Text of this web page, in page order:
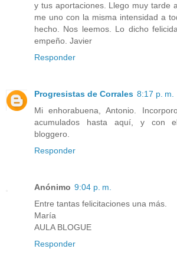
y tus aportaciones. Llego muy tarde
me uno con la misma intensidad a
hecho. Nos leemos. Lo dicho
empeño. Javier
Responder
Progresistas de Corrales 8:17 p. m.
Mi enhorabuena, Antonio.
acumulados hasta aquí, y con
bloggero.
Responder
Anónimo 9:04 p. m.
Entre tantas felicitaciones una más.
María
AULA BLOGUE
Responder